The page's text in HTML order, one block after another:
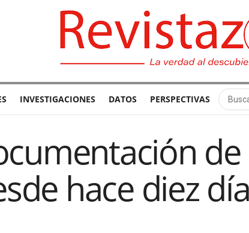
INVESTIGACIONES DATOS PERSPECTIVAS
hace diez